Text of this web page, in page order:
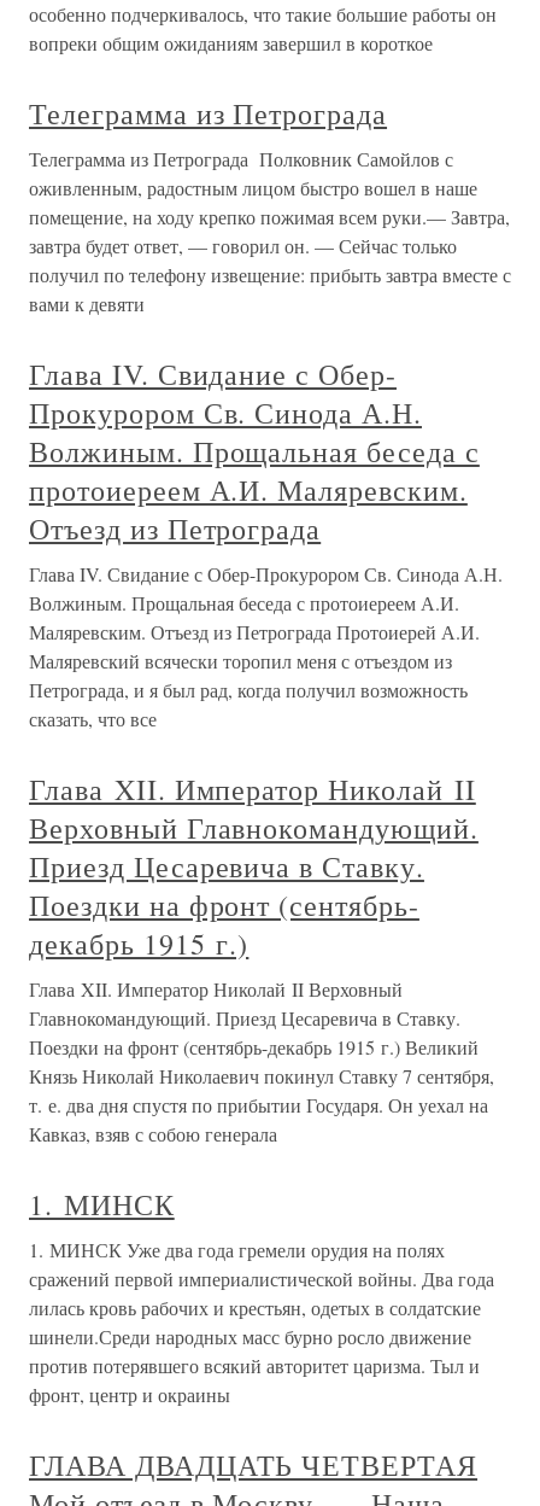
особенно подчеркивалось, что такие большие работы он
вопреки общим ожиданиям завершил в короткое
Телеграмма из Петрограда
Телеграмма из Петрограда Полковник Самойлов с
оживленным, радостным лицом быстро вошел в наше
помещение, на ходу крепко пожимая всем руки.— Завтра,
завтра будет ответ, — говорил он. — Сейчас только
получил по телефону извещение: прибыть завтра вместе с
вами к девяти
Глава IV. Свидание с Обер-
Прокурором Св. Синода А.Н.
Волжиным. Прощальная беседа с
протоиереем А.И. Маляревским.
Отъезд из Петрограда
Глава IV. Свидание с Обер-Прокурором Св. Синода А.Н.
Волжиным. Прощальная беседа с протоиереем А.И.
Маляревским. Отъезд из Петрограда Протоиерей А.И.
Маляревский всячески торопил меня с отъездом из
Петрограда, и я был рад, когда получил возможность
сказать, что все
Глава XII. Император Николай II
Верховный Главнокомандующий.
Приезд Цесаревича в Ставку.
Поездки на фронт (сентябрь-
декабрь 1915 г.)
Глава XII. Император Николай II Верховный
Главнокомандующий. Приезд Цесаревича в Ставку.
Поездки на фронт (сентябрь-декабрь 1915 г.) Великий
Князь Николай Николаевич покинул Ставку 7 сентября,
т. е. два дня спустя по прибытии Государя. Он уехал на
Кавказ, взяв с собою генерала
1. МИНСК
1. МИНСК Уже два года гремели орудия на полях
сражений первой империалистической войны. Два года
лилась кровь рабочих и крестьян, одетых в солдатские
шинели.Среди народных масс бурно росло движение
против потерявшего всякий авторитет царизма. Тыл и
фронт, центр и окраины
ГЛАВА ДВАДЦАТЬ ЧЕТВЕРТАЯ